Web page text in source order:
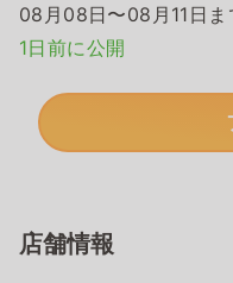
08月08日〜08月11日ま
1日前に公開
店舗情報